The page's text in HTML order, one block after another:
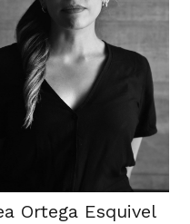
Ortega Esquivel